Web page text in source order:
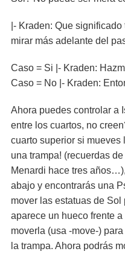
|- Kraden: Que
mirar más adelante del
Caso = Si |- Kraden:
Caso = No |- Kraden:
Ahora puedes controlar a
entre los cuartos, no
cuarto superior si mueves
una trampa! (recuerdas
Menardi hace tres
abajo y encontrarás una
mover las estatuas de
aparece un hueco frente
moverla (usa -move-)
la trampa. Ahora podrás